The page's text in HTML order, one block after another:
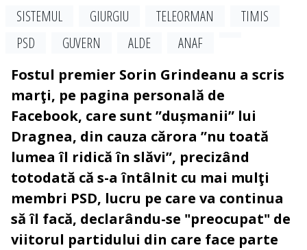
SISTEMUL
GIURGIU TELEORMAN
TIMIS
PSD
GUVERN ALDE
ANAF
Fostul premier Sorin Grindeanu a scris
marţi, pe pagina personală de
Facebook, care sunt ”dușmanii” lui
Dragnea, din cauza cărora ”nu toată
lumea îl ridică în slăvi”, precizând
totodată că s-a întâlnit cu mai mulţi
membri PSD, lucru pe care va continua
să îl facă, declarându-se "preocupat" de
viitorul partidului din care face parte